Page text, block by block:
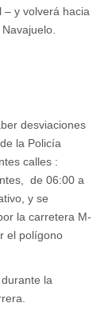
– y volverá hacia
desviaciones
la Policía
calles :
de 06:00 a
y se
la carretera M-
el polígono
la